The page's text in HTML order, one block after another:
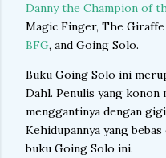
Danny the Champion of
Magic Finger, The
BFG, and Going Solo.
Buku Going Solo ini
Dahl. Penulis yang konon
menggantinya dengan
Kehidupannya yang
buku Going Solo ini.